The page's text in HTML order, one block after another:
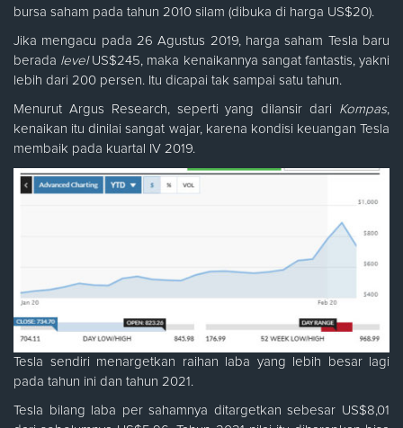
bursa saham pada tahun 2010 silam (dibuka di harga US$20).
Jika mengacu pada 26 Agustus 2019, harga saham Tesla baru
berada level US$245, maka kenaikannya sangat fantastis, yakni
lebih dari 200 persen. Itu dicapai tak sampai satu tahun.
Menurut Argus Research, seperti yang dilansir dari Kompas,
kenaikan itu dinilai sangat wajar, karena kondisi keuangan Tesla
membaik pada kuartal IV 2019.
Tesla sendiri menargetkan raihan laba yang lebih besar lagi
pada tahun ini dan tahun 2021.
Tesla bilang laba per sahamnya ditargetkan sebesar US$8,01